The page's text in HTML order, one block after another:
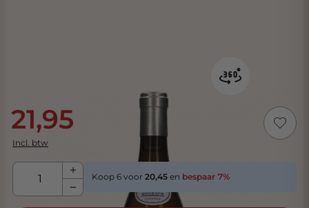
21,95
Incl. btw
Aantal
Koop 6 voor 20,45 en bespaar 7%